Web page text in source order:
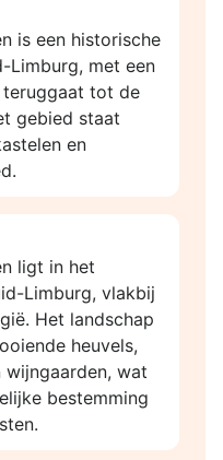
is een historische
Limburg, met een
teruggaat tot de
gebied staat
en
ligt in het
Limburg, vlakbij
Het landschap
heuvels,
wijngaarden, wat
bestemming